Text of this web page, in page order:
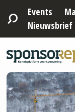
Events
Nieuwsbrief